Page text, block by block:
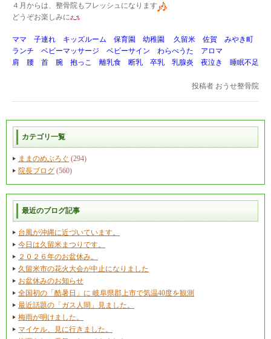
４月からは、整骨院もフレッシュになります
どうぞお楽しみに
ママ 子連れ キッズルーム 保育園 幼稚園 久留米 佐賀 みやき町
ランチ ベビーマッサージ ベビーサイン わらべうた アロマ
肩 腰 首 腕 抱っこ 離乳食 断乳 卒乳 乳腺炎 夜泣き 睡眠不足
投稿者 おうせ整骨院
カテゴリ一覧
ままのめぶろぐ (294)
院長ブログ (560)
最近のブログ記事
台風が沖縄に近づいています。
今日は久留米まつりです。
２０２６年のお盆休み。
久留米市の花火大会が中止になりました
お盆休みのお知らせ
全国初の「酷暑日」に 岐阜県郡上市で気温40度を観測
最近話題の「ガス人間」見ました。
梅雨が明けました。
マイケル、見に行きました。